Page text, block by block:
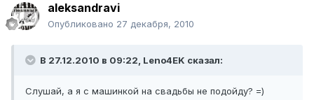
aleksandravi
Опубликовано 27 декабря, 2010
В 27.12.2010 в 09:22, Leno4EK сказал:
Слушай, а я с машинкой на свадьбы не подойду? =)